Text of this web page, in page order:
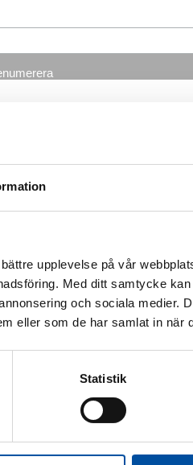
upplevelse på vår
Med ditt samtycke
och sociala medier.
eller som de har samlat in när
Statistik